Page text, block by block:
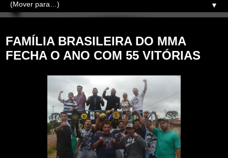
▼
FAMÍLIA BRASILEIRA DO MMA
FECHA O ANO COM 55 VITÓRIAS